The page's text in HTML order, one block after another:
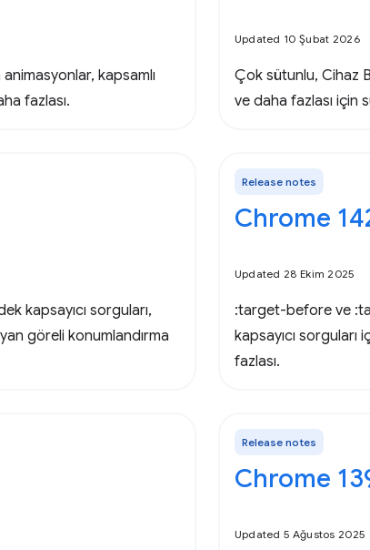
kapsamlı
fazlası.
Updated 10 Şubat 2026
Çok sütunlu, Cihaz
ve daha fazlası için
kapsayıcı sorguları,
göreli konumlandırma
Release notes
Chrome
Updated 28 Ekim 2025
:target-before ve
kapsayıcı sorguları
fazlası.
Release notes
Chrome
Updated 5 Ağustos 2025